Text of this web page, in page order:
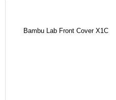
Bambu Lab Front Cover X1C